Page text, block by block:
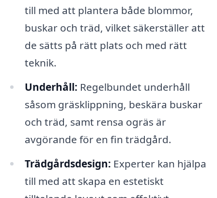
till med att plantera både blommor,
buskar och träd, vilket säkerställer att
de sätts på rätt plats och med rätt
teknik.
Underhåll: Regelbundet underhåll
såsom gräsklippning, beskära buskar
och träd, samt rensa ogräs är
avgörande för en fin trädgård.
Trädgårdsdesign: Experter kan hjälpa
till med att skapa en estetiskt